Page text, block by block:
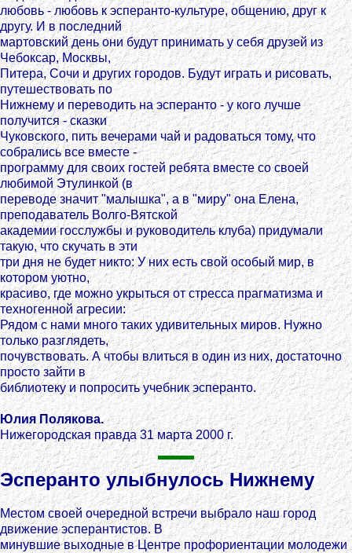
любовь - любовь к эсперанто-культуре, общению, друг к
другу. И в последний
мартовский день они будут принимать у себя друзей из
Чебоксар, Москвы,
Питера, Сочи и других городов. Будут играть и рисовать,
путешествовать по
Нижнему и переводить на эсперанто - у кого лучше
получится - сказки
Чуковского, пить вечерами чай и радоваться тому, что
собрались все вместе -
программу для своих гостей ребята вместе со своей
любимой Этулинкой (в
переводе значит "малышка", а в "миру" она Елена,
преподаватель Волго-Вятской
академии госслужбы и руководитель клуба) придумали
такую, что скучать в эти
три дня не будет никто: У них есть свой особый мир, в
котором уютно,
красиво, где можно укрыться от стресса прагматизма и
техногенной агресии:
Рядом с нами много таких удивительных миров. Нужно
только разглядеть,
почувствовать. А чтобы влиться в один из них, достаточно
просто зайти в
библиотеку и попросить учебник эсперанто.
Юлия Полякова.
Нижегородская правда 31 марта 2000 г.
Эсперанто улыбнулось Нижнему
Местом своей очередной встречи выбрало наш город
движение эсперантистов. В
минувшие выходные в Центре профориентации молодежи